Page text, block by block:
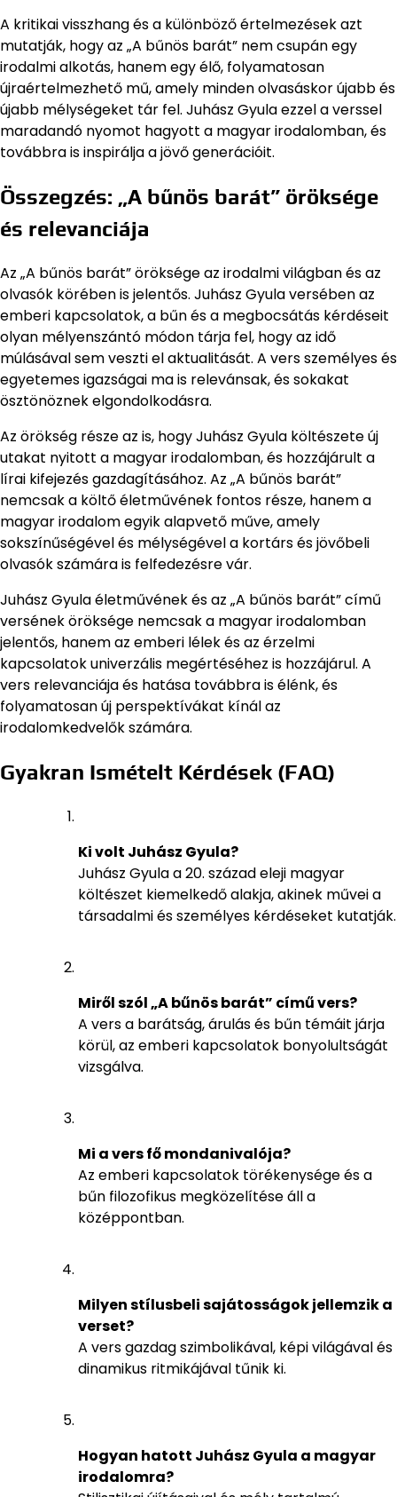
A kritikai visszhang és a különböző értelmezések azt
mutatják, hogy az „A bűnös barát” nem csupán egy
irodalmi alkotás, hanem egy élő, folyamatosan
újraértelmezhető mű, amely minden olvasáskor újabb és
újabb mélységeket tár fel. Juhász Gyula ezzel a verssel
maradandó nyomot hagyott a magyar irodalomban, és
továbbra is inspirálja a jövő generációit.
Összegzés: „A bűnös barát” öröksége
és relevanciája
Az „A bűnös barát” öröksége az irodalmi világban és az
olvasók körében is jelentős. Juhász Gyula versében az
emberi kapcsolatok, a bűn és a megbocsátás kérdéseit
olyan mélyenszántó módon tárja fel, hogy az idő
múlásával sem veszti el aktualitását. A vers személyes és
egyetemes igazságai ma is relevánsak, és sokakat
ösztönöznek elgondolkodásra.
Az örökség része az is, hogy Juhász Gyula költészete új
utakat nyitott a magyar irodalomban, és hozzájárult a
lírai kifejezés gazdagításához. Az „A bűnös barát”
nemcsak a költő életművének fontos része, hanem a
magyar irodalom egyik alapvető műve, amely
sokszínűségével és mélységével a kortárs és jövőbeli
olvasók számára is felfedezésre vár.
Juhász Gyula életművének és az „A bűnös barát” című
versének öröksége nemcsak a magyar irodalomban
jelentős, hanem az emberi lélek és az érzelmi
kapcsolatok univerzális megértéséhez is hozzájárul. A
vers relevanciája és hatása továbbra is élénk, és
folyamatosan új perspektívákat kínál az
irodalomkedvelők számára.
Gyakran Ismételt Kérdések (FAQ)
Ki volt Juhász Gyula?
Juhász Gyula a 20. század eleji magyar
költészet kiemelkedő alakja, akinek művei a
társadalmi és személyes kérdéseket kutatják.
Miről szól „A bűnös barát” című vers?
A vers a barátság, árulás és bűn témáit járja
körül, az emberi kapcsolatok bonyolultságát
vizsgálva.
Mi a vers fő mondanivalója?
Az emberi kapcsolatok törékenysége és a
bűn filozofikus megközelítése áll a
középpontban.
Milyen stílusbeli sajátosságok jellemzik a
verset?
A vers gazdag szimbolikával, képi világával és
dinamikus ritmikájával tűnik ki.
Hogyan hatott Juhász Gyula a magyar
irodalomra?